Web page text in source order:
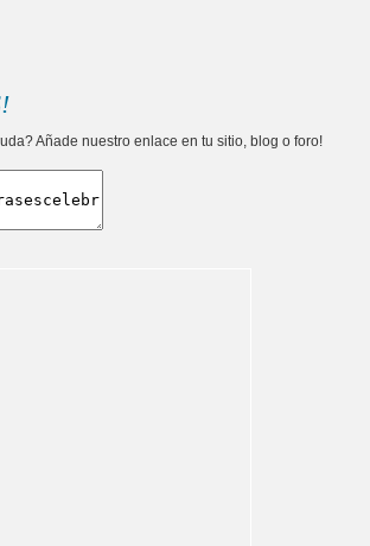
Añade nuestro enlace en tu sitio, blog o foro!